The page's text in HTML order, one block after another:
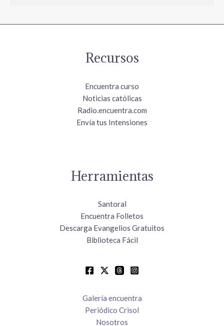
Recursos
Encuentra curso
Noticias católicas
Radio.encuentra.com
Envía tus Intensiones
Herramientas
Santoral
Encuentra Folletos
Descarga Evangelios Gratuitos
Biblioteca Fácil
Galería encuentra
Periódico Crisol
Nosotros